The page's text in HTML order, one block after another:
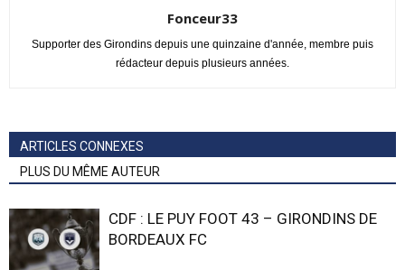
Fonceur33
Supporter des Girondins depuis une quinzaine d'année, membre puis
rédacteur depuis plusieurs années.
ARTICLES CONNEXES
PLUS DU MÊME AUTEUR
CDF : LE PUY FOOT 43 – GIRONDINS DE
BORDEAUX FC